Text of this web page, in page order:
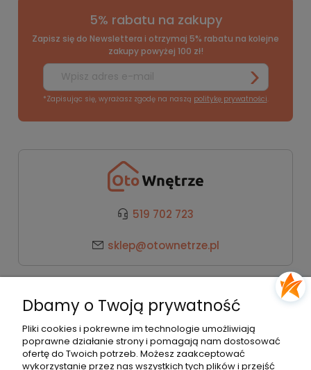
5% rabatu na zakupy
Zapisz się do Newslettera i otrzymaj 5% rabatu na kolejne
zakupy powyżej 100 zł!
*Zapisując się, wyrażasz zgodę na naszą politykę prywatności.
519 702 723
sklep@otownetrze.pl
Pomoc
Dbamy o Twoją prywatność
Pliki cookies i pokrewne im technologie umożliwiają
poprawne działanie strony i pomagają nam dostosować
ofertę do Twoich potrzeb. Możesz zaakceptować
wykorzystanie przez nas wszystkich tych plików i przejść